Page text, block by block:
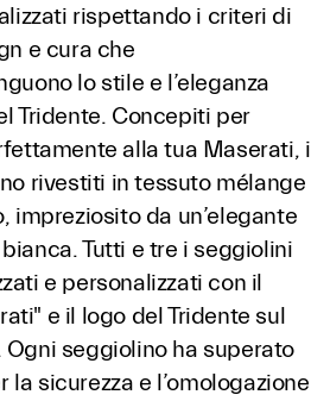
rispettando i criteri di
e cura che
lo stile e l’eleganza
Tridente. Concepiti per
alla tua Maserati, i
rivestiti in tessuto mélange
impreziosito da un’elegante
Tutti e tre i seggiolini
e personalizzati con il
e il logo del Tridente sul
seggiolino ha superato
sicurezza e l’omologazione